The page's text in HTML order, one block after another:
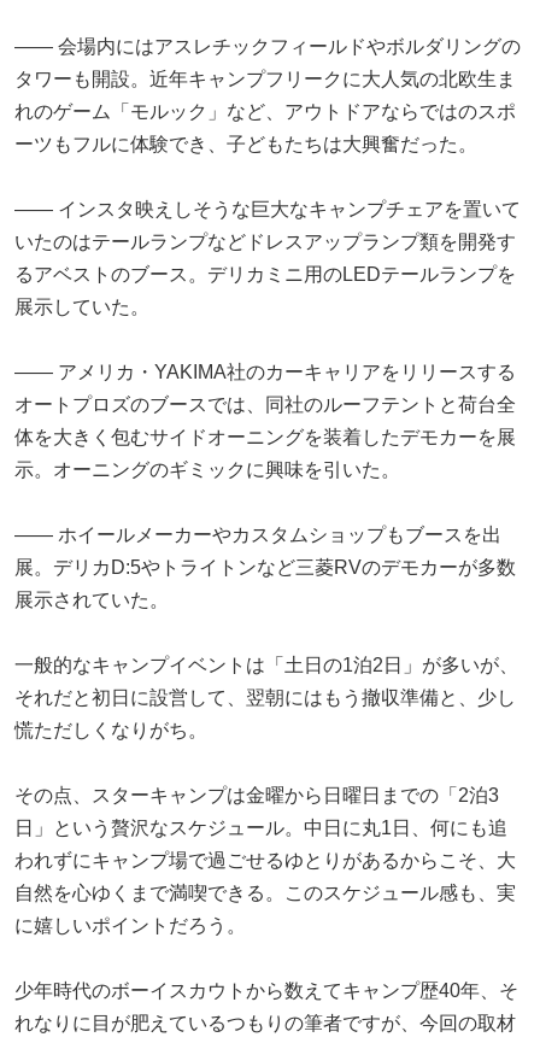
―― 会場内にはアスレチックフィールドやボルダリングの
タワーも開設。近年キャンプフリークに大人気の北欧生ま
れのゲーム「モルック」など、アウトドアならではのスポ
ーツもフルに体験でき、子どもたちは大興奮だった。
―― インスタ映えしそうな巨大なキャンプチェアを置いて
いたのはテールランプなどドレスアップランプ類を開発す
るアベストのブース。デリカミニ用のLEDテールランプを
展示していた。
―― アメリカ・YAKIMA社のカーキャリアをリリースする
オートプロズのブースでは、同社のルーフテントと荷台全
体を大きく包むサイドオーニングを装着したデモカーを展
示。オーニングのギミックに興味を引いた。
―― ホイールメーカーやカスタムショップもブースを出
展。デリカD:5やトライトンなど三菱RVのデモカーが多数
展示されていた。
一般的なキャンプイベントは「土日の1泊2日」が多いが、
それだと初日に設営して、翌朝にはもう撤収準備と、少し
慌ただしくなりがち。
その点、スターキャンプは金曜から日曜日までの「2泊3
日」という贅沢なスケジュール。中日に丸1日、何にも追
われずにキャンプ場で過ごせるゆとりがあるからこそ、大
自然を心ゆくまで満喫できる。このスケジュール感も、実
に嬉しいポイントだろう。
少年時代のボーイスカウトから数えてキャンプ歴40年、そ
れなりに目が肥えているつもりの筆者ですが、今回の取材